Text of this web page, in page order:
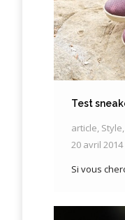
Test
article, Style,
20 avril 2014
Si vous